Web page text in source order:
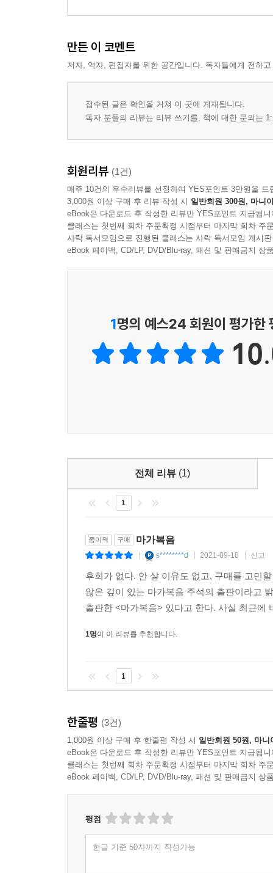
제22장 마가복음 16:9-20 (부활하신 예수의 사역)
III. 참고 문헌
만든 이 코멘트
저자, 역자, 편집자를 위한 공간입니다. 독자들에게 전하
접수된 글은 확인을 거쳐 이 곳에 게재됩니다.
독자 분들의 리뷰는 리뷰 쓰기를, 책에 대한 문의는
회원리뷰 (1건)
매주 10건의 우수리뷰를 선정하여 YES포인트 3만원을 드
3,000원 이상 구매 후 리뷰 작성 시 일반회원 300원, 마니
eBook은 다운로드 후 작성한 리뷰만 YES포인트 지급됩니
클래스는 첫번째 회차 주문확정 시점부터 마지막 회차 주
사락 독서모임으로 진행된 클래스는 사락 독서모임 게시
eBook 페이백, CD/LP, DVD/Blu-ray, 패션 및 판매금지 상
1명의 예스24 회원이 평가한
전체 리뷰 (1)
1
종이책 구매 마가복음
s********d 2021-09-18 신고
후회가 없다. 안 살 이유도 없고, 구매를 고민
않은 깊이 있는 마가복음 주석의 출판이라고
출판한 <마가복음> 있다고 한다. 사실 최근에
1명이 이 리뷰를 추천합니다.
1
한줄평 (3건)
1,000원 이상 구매 후 한줄평 작성 시 일반회원 50원, 마니
eBook은 다운로드 후 작성한 리뷰만 YES포인트 지급됩니
클래스는 첫번째 회차 주문확정 시점부터 마지막 회차 주
eBook 페이백, CD/LP, DVD/Blu-ray, 패션 및 판매금지 상
평점
한글 기준 50자까지 작성가능